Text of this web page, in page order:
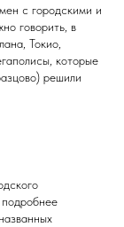
с городскими и
говорить, в
Токио,
которые
решили